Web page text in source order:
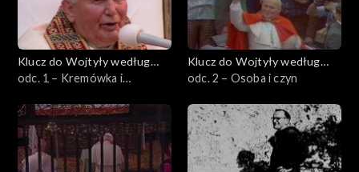
Klucz do Wojtyły według
Łuczewskiego
odc. 1 – Kremówka i
Klucz do Wojtyły według
Łuczewskiego
odc. 2 – Osoba i czyn